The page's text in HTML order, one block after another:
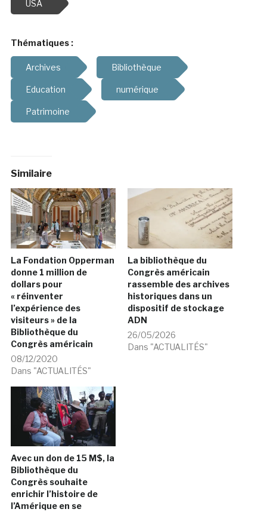
USA
Thématiques :
Archives Bibliothèque
Education numérique
Patrimoine
Similaire
La Fondation Opperman
donne 1 million de
dollars pour
« réinventer
l’expérience des
visiteurs » de la
Bibliothèque du
Congrès américain
08/12/2020
Dans "ACTUALITÉS"
La bibliothèque du
Congrès américain
rassemble des archives
historiques dans un
dispositif de stockage
ADN
26/05/2026
Dans "ACTUALITÉS"
Avec un don de 15 M$, la
Bibliothèque du
Congrès souhaite
enrichir l’histoire de
l’Amérique en se